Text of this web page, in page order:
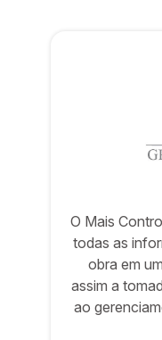
O Mais
todas as
obra em
assim a
ao